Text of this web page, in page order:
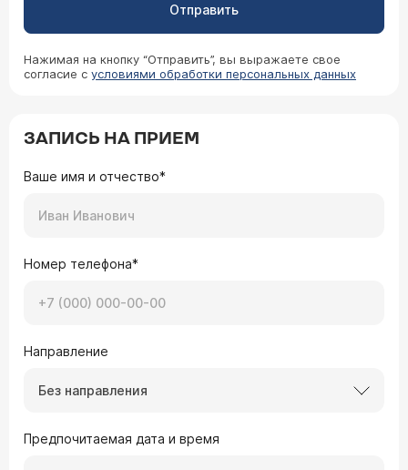
Отправить
Нажимая на кнопку “Отправить”, вы выражаете свое
согласие с условиями обработки персональных данных
ЗАПИСЬ НА ПРИЕМ
Ваше имя и отчество*
Номер телефона*
Направление
Без направления
Предпочитаемая дата и время